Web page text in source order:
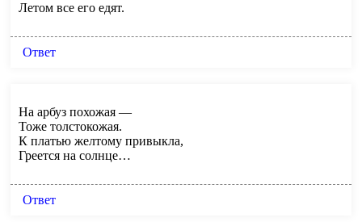
Летом все его едят.
Ответ
На арбуз похожая —
Тоже толстокожая.
К платью желтому привыкла,
Греется на солнце…
Ответ